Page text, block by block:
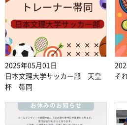
2025年05月01日
日本文理大学サッカー部 天皇
杯 帯同
そ